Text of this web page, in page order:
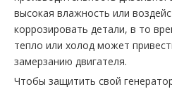
высокая влажность или
коррозировать детали, в то
тепло или холод может
замерзанию двигателя.
Чтобы защитить свой